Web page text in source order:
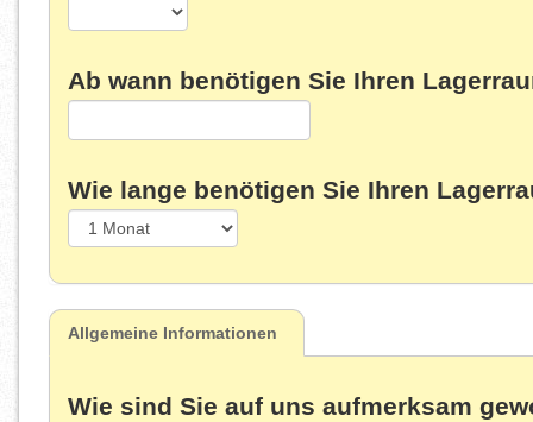
Ab wann benötigen Sie Ihren
Wie lange benötigen Sie Ihren
Allgemeine Informationen
Wie sind Sie auf uns aufmerksam